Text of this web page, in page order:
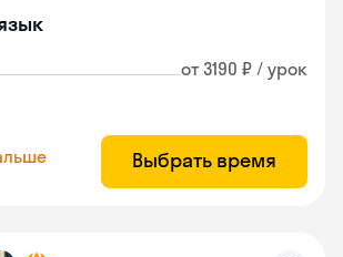
от 3190 ₽ / урок
Выбрать время